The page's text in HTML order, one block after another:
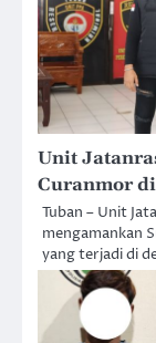
Unit
Curanmor
Tuban – Unit
mengamankan
yang terjadi di